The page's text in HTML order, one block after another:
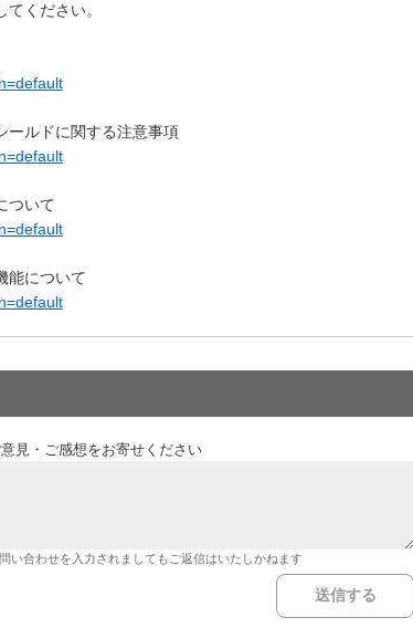
ください。
ールドに関する注意事項
ついて
能について
見・ご感想をお寄せください
い合わせを入力されましてもご返信はいたしかねます